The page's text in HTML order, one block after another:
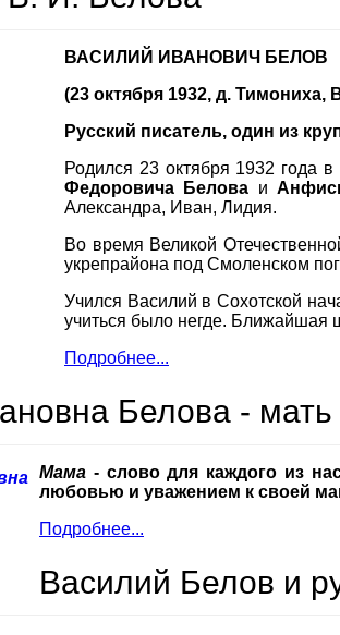
ВАСИЛИЙ ИВАНОВИЧ БЕЛОВ
(23 октября 1932, д. Тимониха,
Русский писатель, один из
Родился 23 октября 1932 года
Федоровича Белова и
Александра, Иван, Лидия.
Во время Великой
укрепрайона под Смоленском
Учился Василий в Сохотской
учиться было негде. Ближайшая
Подробнее...
Белова - мать
Мама - слово для каждого из
любовью и уважением к своей
Подробнее...
Василий Белов и